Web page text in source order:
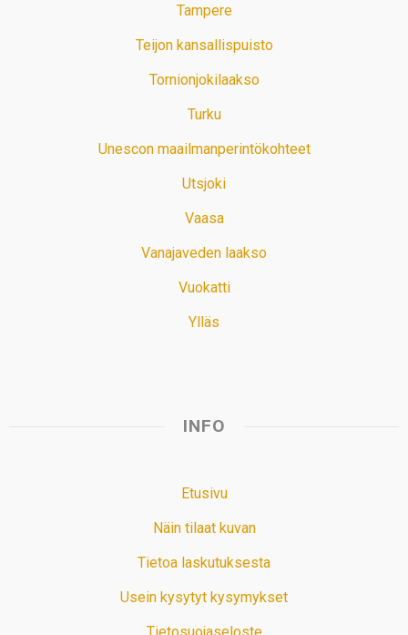
Tampere
Teijon kansallispuisto
Tornionjokilaakso
Turku
Unescon maailmanperintökohteet
Utsjoki
Vaasa
Vanajaveden laakso
Vuokatti
Ylläs
INFO
Etusivu
Näin tilaat kuvan
Tietoa laskutuksesta
Usein kysytyt kysymykset